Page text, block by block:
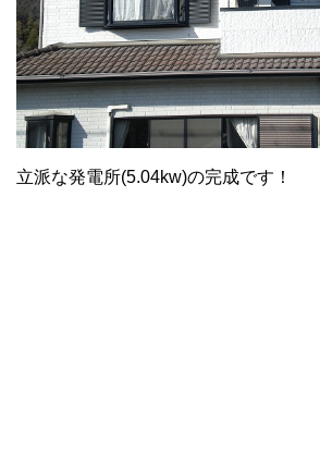
立派な発電所(5.04kw)の完成です！